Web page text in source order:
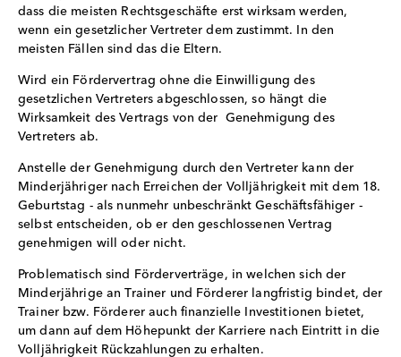
dass die meisten Rechtsgeschäfte erst wirksam werden,
wenn ein gesetzlicher Vertreter dem zustimmt. In den
meisten Fällen sind das die Eltern.
Wird ein Fördervertrag ohne die Einwilligung des
gesetzlichen Vertreters abgeschlossen, so hängt die
Wirksamkeit des Vertrags von der Genehmigung des
Vertreters ab.
Anstelle der Genehmigung durch den Vertreter kann der
Minderjähriger nach Erreichen der Volljährigkeit mit dem 18.
Geburtstag - als nunmehr unbeschränkt Geschäftsfähiger -
selbst entscheiden, ob er den geschlossenen Vertrag
genehmigen will oder nicht.
Problematisch sind Förderverträge, in welchen sich der
Minderjährige an Trainer und Förderer langfristig bindet, der
Trainer bzw. Förderer auch finanzielle Investitionen bietet,
um dann auf dem Höhepunkt der Karriere nach Eintritt in die
Volljährigkeit Rückzahlungen zu erhalten.